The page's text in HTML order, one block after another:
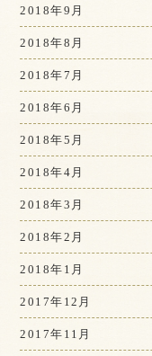
2018年9月
2018年8月
2018年7月
2018年6月
2018年5月
2018年4月
2018年3月
2018年2月
2018年1月
2017年12月
2017年11月